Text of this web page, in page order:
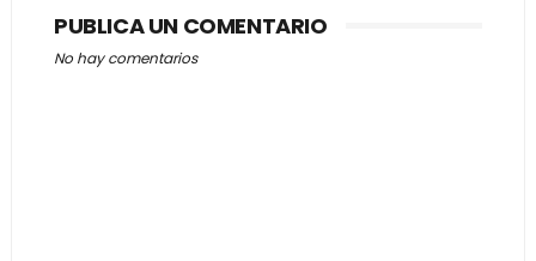
PUBLICA UN COMENTARIO
No hay comentarios